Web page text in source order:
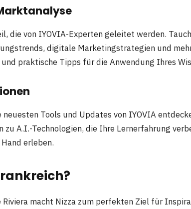
die von IYOVIA-Experten geleitet werden.
digitale Marketingstrategien und
praktische Tipps für die Anwendung Ihres
neuesten Tools und Updates von IYOVIA
A.I.-Technologien, die Ihre Lernerfahrung
erleben.
Riviera macht Nizza zum perfekten Ziel für